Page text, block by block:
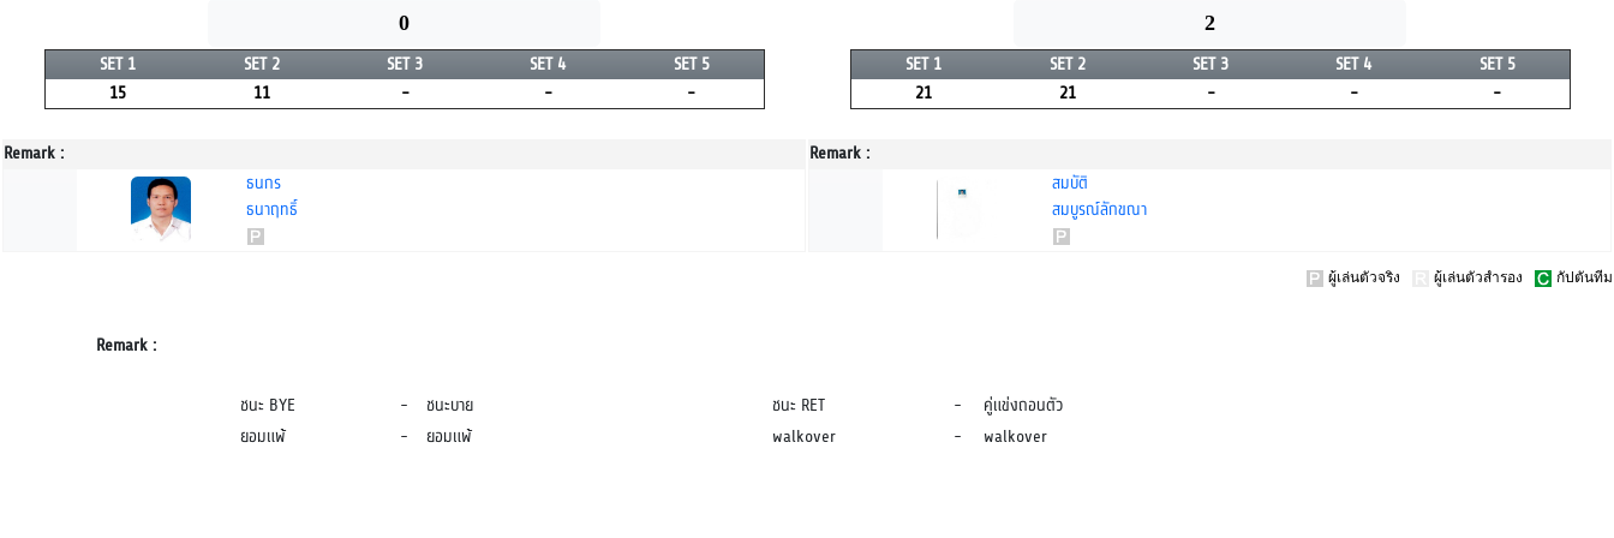
0
SET 1 SET 2 SET 3 SET 4
SET 5
15
11 - - -
Remark :
ธนกร
ธนาฤทธิ์
2
SET 1 SET 2 SET 3 SET 4
SET 5
21
21 - - -
Remark :
สมบัติ
สมบูรณ์ลักขณา
ผู้เล่นตัวจริง ผู้เล่นตัวสำรอง กัปตันทีม
Remark :
ชนะ BYE - ชนะบาย ชนะ RET -
คู่แข่งถอนตัว
ยอมแพ้
- ยอมแพ้ walkover - walkover